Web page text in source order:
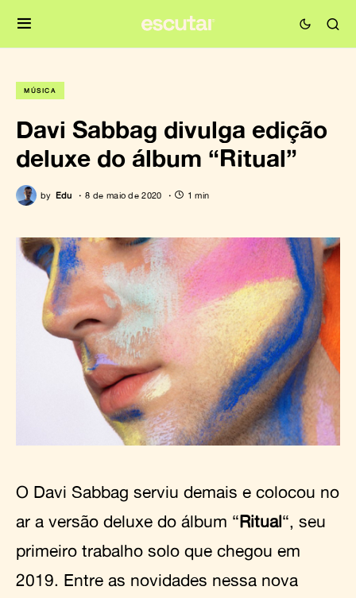
MÚSICA
Davi Sabbag divulga edição
deluxe do álbum “Ritual”
by Edu 8 de maio de 2020 1 min
O Davi Sabbag serviu demais e colocou no
ar a versão deluxe do álbum “Ritual“, seu
primeiro trabalho solo que chegou em
2019. Entre as novidades nessa nova